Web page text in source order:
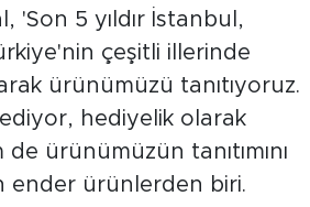
5 yıldır İstanbul,
çeşitli illerinde
ürünümüzü tanıtıyoruz.
hediyelik olarak
ürünümüzün tanıtımını
ender ürünlerden biri.